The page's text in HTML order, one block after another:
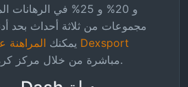
و 20% و 25% في
يمكنك المراهنة على كأس العالم على Dexsport
مباشرة من خلال مركز كرة القدم المخصص له.